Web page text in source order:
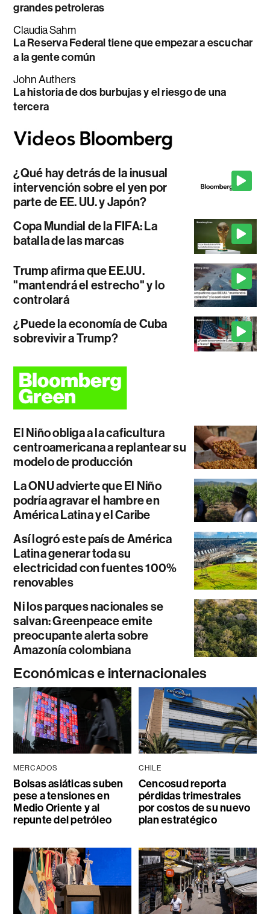
grandes petroleras
Claudia Sahm
La Reserva Federal tiene que empezar a escuchar
a la gente común
John Authers
La historia de dos burbujas y el riesgo de una
tercera
¿Qué hay detrás de la inusual
intervención sobre el yen por
parte de EE. UU. y Japón?
Copa Mundial de la FIFA: La
batalla de las marcas
Trump afirma que EE.UU.
"mantendrá el estrecho" y lo
controlará
¿Puede la economía de Cuba
sobrevivir a Trump?
El Niño obliga a la caficultura
centroamericana a replantear su
modelo de producción
La ONU advierte que El Niño
podría agravar el hambre en
América Latina y el Caribe
Así logró este país de América
Latina generar toda su
electricidad con fuentes 100%
renovables
Ni los parques nacionales se
salvan: Greenpeace emite
preocupante alerta sobre
Amazonía colombiana
Económicas e internacionales
MERCADOS
Bolsas asiáticas suben
pese a tensiones en
Medio Oriente y al
repunte del petróleo
CHILE
Cencosud reporta
pérdidas trimestrales
por costos de su nuevo
plan estratégico